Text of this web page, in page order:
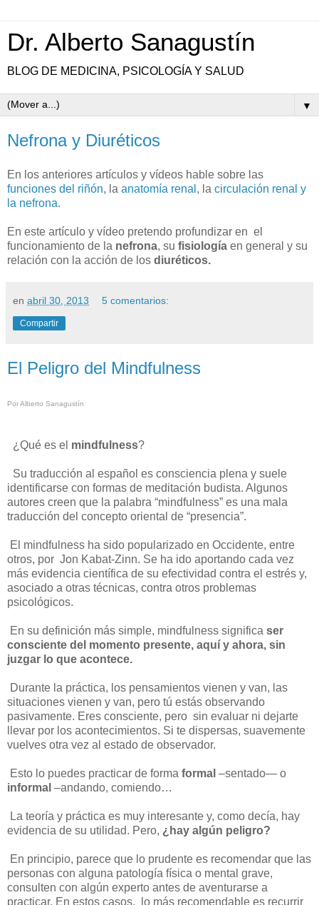
Dr. Alberto Sanagustín
BLOG DE MEDICINA, PSICOLOGÍA Y SALUD
▼
Nefrona y Diuréticos
En los anteriores artículos y vídeos hable sobre las
funciones del riñón, la anatomía renal , la circulación renal y
la nefrona.
En este artículo y vídeo pretendo profundizar en el
funcionamiento de la nefrona, su fisiología en general y su
relación con la acción de los diuréticos.
en abril 30, 2013 5 comentarios:
Compartir
El Peligro del Mindfulness
Por Alberto Sanagustín
¿Qué es el mindfulness?
Su traducción al español es consciencia plena y suele
identificarse con formas de meditación budista. Algunos
autores creen que la palabra “mindfulness” es una mala
traducción del concepto oriental de “presencia”.
El mindfulness ha sido popularizado en Occidente, entre
otros, por Jon Kabat-Zinn. Se ha ido aportando cada vez
más evidencia científica de su efectividad contra el estrés y,
asociado a otras técnicas, contra otros problemas
psicológicos.
En su definición más simple, mindfulness significa ser
consciente del momento presente, aquí y ahora, sin
juzgar lo que acontece.
Durante la práctica, los pensamientos vienen y van, las
situaciones vienen y van, pero tú estás observando
pasivamente. Eres consciente, pero sin evaluar ni dejarte
llevar por los acontecimientos. Si te dispersas, suavemente
vuelves otra vez al estado de observador.
Esto lo puedes practicar de forma formal –sentado— o
informal –andando, comiendo…
La teoría y práctica es muy interesante y, como decía, hay
evidencia de su utilidad. Pero, ¿hay algún peligro?
En principio, parece que lo prudente es recomendar que las
personas con alguna patología física o mental grave,
consulten con algún experto antes de aventurarse a
practicar. En estos casos, lo más recomendable es recurrir